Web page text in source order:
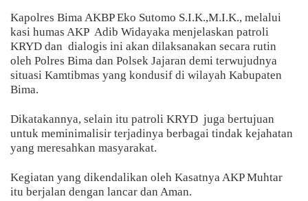
Kapolres Bima AKBP Eko Sutomo S.I.K.,M.I.K., melalui
kasi humas AKP Adib Widayaka menjelaskan patroli
KRYD dan dialogis ini akan dilaksanakan secara rutin
oleh Polres Bima dan Polsek Jajaran demi terwujudnya
situasi Kamtibmas yang kondusif di wilayah Kabupaten
Bima.
Dikatakannya, selain itu patroli KRYD juga bertujuan
untuk meminimalisir terjadinya berbagai tindak kejahatan
yang meresahkan masyarakat.
Kegiatan yang dikendalikan oleh Kasatnya AKP Muhtar
itu berjalan dengan lancar dan Aman.